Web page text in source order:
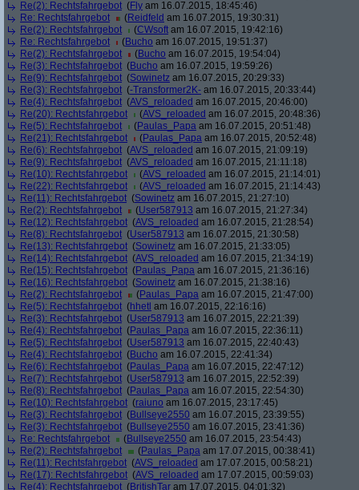
Re(2): Rechtsfahrgebot (Fly am 16.07.2015, 18:45:46)
Re: Rechtsfahrgebot
(Reidfeld am 16.07.2015, 19:30:31)
Re(2): Rechtsfahrgebot
(CWsoft am 16.07.2015, 19:42:16)
Re: Rechtsfahrgebot
(Bucho am 16.07.2015, 19:51:37)
Re(2): Rechtsfahrgebot
(Bucho am 16.07.2015, 19:54:04)
Re(3): Rechtsfahrgebot (Bucho am 16.07.2015, 19:59:26)
Re(9): Rechtsfahrgebot (Sowinetz am 16.07.2015, 20:29:33)
Re(3): Rechtsfahrgebot (-Transformer2K- am 16.07.2015, 20:33:44)
Re(4): Rechtsfahrgebot (AVS_reloaded am 16.07.2015, 20:46:00)
Re(20): Rechtsfahrgebot
(AVS_reloaded am 16.07.2015, 20:48:36)
Re(5): Rechtsfahrgebot
(Paulas_Papa am 16.07.2015, 20:51:48)
Re(21): Rechtsfahrgebot
(Paulas_Papa am 16.07.2015, 20:52:48)
Re(6): Rechtsfahrgebot (AVS_reloaded am 16.07.2015, 21:09:19)
Re(9): Rechtsfahrgebot (AVS_reloaded am 16.07.2015, 21:11:18)
Re(10): Rechtsfahrgebot
(AVS_reloaded am 16.07.2015, 21:14:01)
Re(22): Rechtsfahrgebot
(AVS_reloaded am 16.07.2015, 21:14:43)
Re(11): Rechtsfahrgebot (Sowinetz am 16.07.2015, 21:27:10)
Re(2): Rechtsfahrgebot
(User587913 am 16.07.2015, 21:27:34)
Re(12): Rechtsfahrgebot (AVS_reloaded am 16.07.2015, 21:28:54)
Re(8): Rechtsfahrgebot (User587913 am 16.07.2015, 21:30:58)
Re(13): Rechtsfahrgebot (Sowinetz am 16.07.2015, 21:33:05)
Re(14): Rechtsfahrgebot (AVS_reloaded am 16.07.2015, 21:34:19)
Re(15): Rechtsfahrgebot (Paulas_Papa am 16.07.2015, 21:36:16)
Re(16): Rechtsfahrgebot (Sowinetz am 16.07.2015, 21:38:16)
Re(2): Rechtsfahrgebot
(Paulas_Papa am 16.07.2015, 21:47:00)
Re(5): Rechtsfahrgebot (hhetl am 16.07.2015, 22:16:16)
Re(3): Rechtsfahrgebot (User587913 am 16.07.2015, 22:21:39)
Re(4): Rechtsfahrgebot (Paulas_Papa am 16.07.2015, 22:36:11)
Re(5): Rechtsfahrgebot (User587913 am 16.07.2015, 22:40:43)
Re(4): Rechtsfahrgebot (Bucho am 16.07.2015, 22:41:34)
Re(6): Rechtsfahrgebot (Paulas_Papa am 16.07.2015, 22:47:12)
Re(7): Rechtsfahrgebot (User587913 am 16.07.2015, 22:52:39)
Re(8): Rechtsfahrgebot (Paulas_Papa am 16.07.2015, 22:54:30)
Re(10): Rechtsfahrgebot (raiuno am 16.07.2015, 23:17:45)
Re(3): Rechtsfahrgebot (Bullseye2550 am 16.07.2015, 23:39:55)
Re(3): Rechtsfahrgebot (Bullseye2550 am 16.07.2015, 23:41:36)
Re: Rechtsfahrgebot
(Bullseye2550 am 16.07.2015, 23:54:43)
Re(2): Rechtsfahrgebot
(Paulas_Papa am 17.07.2015, 00:38:41)
Re(11): Rechtsfahrgebot (AVS_reloaded am 17.07.2015, 00:58:21)
Re(17): Rechtsfahrgebot (AVS_reloaded am 17.07.2015, 00:59:03)
Re(4): Rechtsfahrgebot (BritishTar am 17.07.2015, 04:01:32)